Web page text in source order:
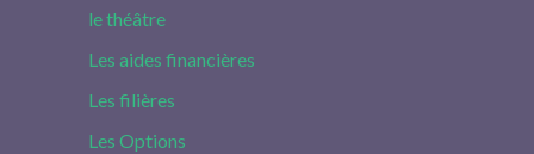
le théâtre
Les aides financières
Les filières
Les Options